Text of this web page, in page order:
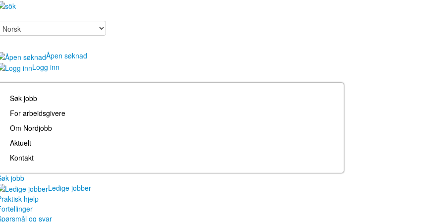
Åpen søknad
Logg inn
Søk jobb
For arbeidsgivere
Om Nordjobb
Aktuelt
Kontakt
jobb
Ledige jobber
hjelp
og svar